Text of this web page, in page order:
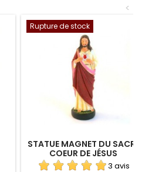
<
Rupture de stock
STATUE MAGNET DU SACRÉ
COEUR DE JÉSUS
3 avis